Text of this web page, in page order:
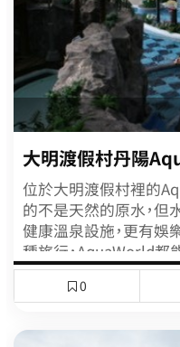
大明渡假村丹陽
位於大明渡假村裡的
的不是天然的原水，但
健康溫泉設施，更有娛
種旅行，AquaWorld都
內有沖澡和全身按摩
泳池的休閒娛樂空間
方。另有以坐著的姿勢
0